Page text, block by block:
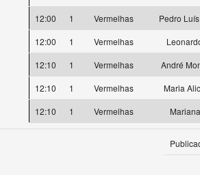
12:00
1 Vermelhas
Pedro
12:00
1 Vermelhas
12:10
1 Vermelhas
André
12:10
1 Vermelhas
Maria
12:10
1 Vermelhas